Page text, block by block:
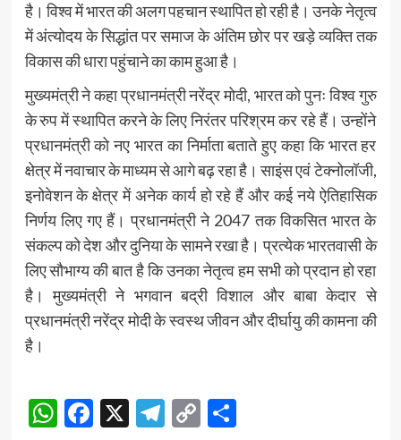
है। विश्व में भारत की अलग पहचान स्थापित हो रही है। उनके नेतृत्व
में अंत्योदय के सिद्धांत पर समाज के अंतिम छोर पर खड़े व्यक्ति तक
विकास की धारा पहुंचाने का काम हुआ है।
मुख्यमंत्री ने कहा प्रधानमंत्री नरेंद्र मोदी, भारत को पुनः विश्व गुरु
के रुप में स्थापित करने के लिए निरंतर परिश्रम कर रहे हैं। उन्होंने
प्रधानमंत्री को नए भारत का निर्माता बताते हुए कहा कि भारत हर
क्षेत्र में नवाचार के माध्यम से आगे बढ़ रहा है। साइंस एवं टेक्नोलॉजी,
इनोवेशन के क्षेत्र में अनेक कार्य हो रहे हैं और कई नये ऐतिहासिक
निर्णय लिए गए हैं। प्रधानमंत्री ने 2047 तक विकसित भारत के
संकल्प को देश और दुनिया के सामने रखा है। प्रत्येक भारतवासी के
लिए सौभाग्य की बात है कि उनका नेतृत्व हम सभी को प्रदान हो रहा
है। मुख्यमंत्री ने भगवान बद्री विशाल और बाबा केदार से
प्रधानमंत्री नरेंद्र मोदी के स्वस्थ जीवन और दीर्घायु की कामना की
है।
Post
Navigation
WhatsApp
Facebook
X Telegram
CopyShare